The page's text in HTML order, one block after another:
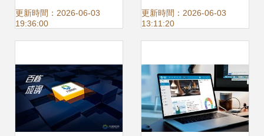
塑”企業軟件SaaS
的變革之路
更新時間：2026-06-03
19:36:00
關鍵策略
更新時間：2026-06-03
13:11:20